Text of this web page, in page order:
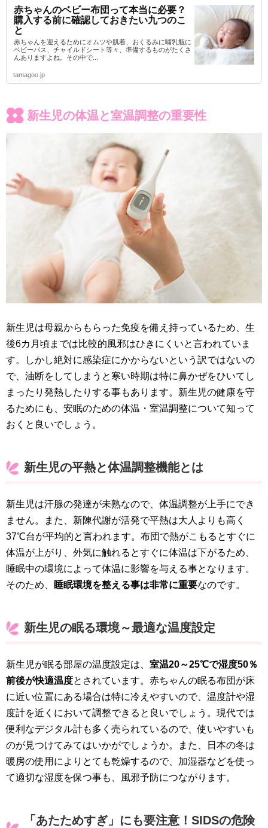
赤ちゃんのベビー布団って本当に必要？
購入する前に確認しておきたい九つのこ
と
赤ちゃんを迎えるためにオムツや肌着、おくるみに哺乳瓶に
ベビーバス、チャイルドシート等々、準備するものがたくさ
んありますよね。その中で...
tamagoo.jp
新生児の体温と室温調整の重要性
新生児は母親からもらった免疫を備え持っているため、生
後6カ月頃までは比較的風邪はひきにくいと言われていま
す。しかし絶対に感染症にかからないという訳ではないの
で、油断をしてしまうと寒い時期は特に鼻かぜをひいてし
まったり発熱したりする事もあります。新生児の健康を守
るためにも、安眠のための体温・室温調整について知って
おくと良いでしょう。
新生児の平熱と体温調整機能とは
新生児は汗腺の発達が未熟なので、体温調整が上手にでき
ません。また、新陳代謝が活発で平熱は大人よりも高く
37℃台が平均的と言われます。布団で熱がこもるとすぐに
体温が上がり、外気に触れるとすぐに体温は下がるため、
睡眠中の環境によって体温に影響を与える事となります。
そのため、
睡眠環境を整える事は非常に重要なのです。
新生児の眠る環境～最適な温度設定
新生児が眠る部屋の温度設定は、 室温20～25℃で湿度50％
前後が快適温度とされています。赤ちゃんの眠る布団が床
に近い位置にある場合は特に冷えやすいので、温度計や湿
度計を近くにおいて調整できると良いでしょう。現代では
便利なデジタル計も多く売られているので、使いやすいも
のが見つけてみてはいかがでしょうか。また、日本の冬は
暖房の使用によりとても乾燥するので、加湿器などを使っ
て適切な湿度を保つ事も、風邪予防につながります。
「あたためすぎ」にも要注意！SIDSの危険